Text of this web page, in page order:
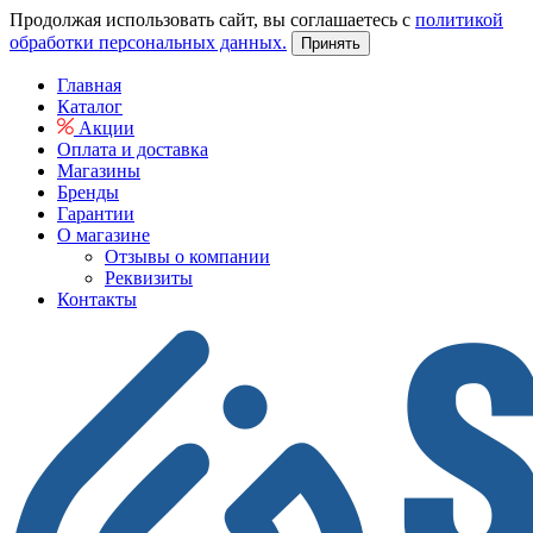
Продолжая использовать сайт, вы соглашаетесь с политикой
обработки персональных данных.
Принять
Главная
Каталог
Акции
Оплата и доставка
Магазины
Бренды
Гарантии
О магазине
Отзывы о компании
Реквизиты
Контакты